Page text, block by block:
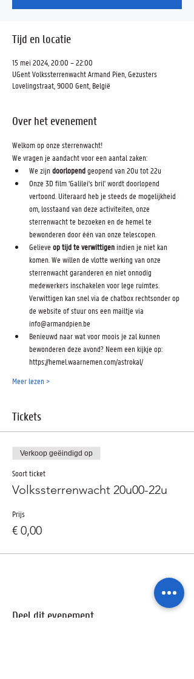
Tijd en locatie
15 mei 2024, 20:00 – 22:00
UGent Volkssterrenwacht Armand Pien, Gezusters
Lovelingstraat, 9000 Gent, België
Over het evenement
Welkom op onze sterrenwacht!
We vragen je aandacht voor een aantal zaken:
We zijn doorlopend geopend van 20u tot 22u
Onze 3D film ‘Galilei's bril' wordt doorlopend
vertoond. Uiteraard heb je steeds de mogelijkheid
om, losstaand van deze activiteiten, onze
sterrenwacht te bezoeken en de hemel te
bewonderen door één van onze telescopen.
Gelieve op tijd te verwittigen indien je niet kan
komen. We willen de vlotte werking van onze
sterrenwacht garanderen en niet onnodig
medewerkers inschakelen voor lege ruimtes.
Verwittigen kan snel via de chatbox rechtsonder op
de website of stuur ons een mailtje via
info@armandpien.be
Benieuwd naar wat voor moois je zal kunnen
bewonderen deze avond? Neem een kijkje op:
https://hemel.waarnemen.com/astrokal/
Meer lezen >
Tickets
Verkoop geëindigd op
Soort ticket
Volkssterrenwacht 20u00-22u
Prijs
€ 0,00
Deel dit evenement